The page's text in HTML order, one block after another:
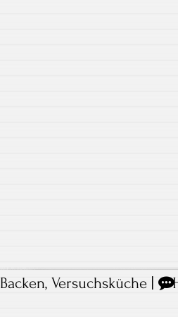
Backen,Versuchsküche |